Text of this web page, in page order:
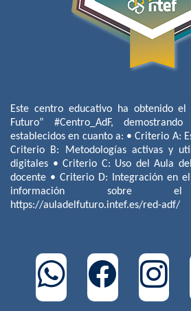
Este centro educativo ha obtenido
Futuro” #Centro_AdF,
establecidos en cuanto a: • Criterio A:
Criterio B: Metodologías activas y
digitales • Criterio C: Uso del Aula
docente • Criterio D: Integración en
información sobre el
https://auladelfuturo.intef.es/red-adf/